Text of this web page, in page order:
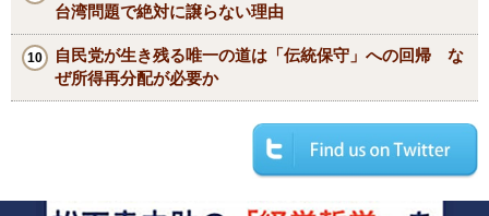
台湾問題で絶対に譲らない理由
自民党が生き残る唯一の道は「伝統保守」への回帰 な
ぜ所得再分配が必要か